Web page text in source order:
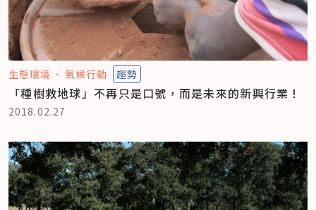
生態環境 氣候行動 趨勢
「種樹救地球」不再只是口號，而是未來的新興行業！
2018.02.27